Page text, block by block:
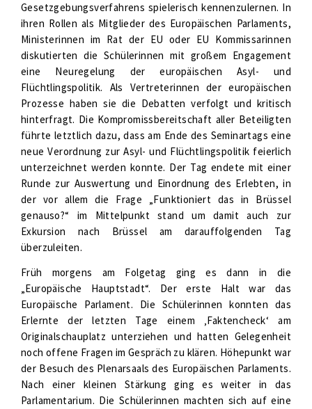
Gesetzgebungsverfahrens spielerisch kennenzulernen. In
ihren Rollen als Mitglieder des Europäischen Parlaments,
Ministerinnen im Rat der EU oder EU Kommissarinnen
diskutierten die Schülerinnen mit großem Engagement
eine Neuregelung der europäischen Asyl- und
Flüchtlingspolitik. Als Vertreterinnen der europäischen
Prozesse haben sie die Debatten verfolgt und kritisch
hinterfragt. Die Kompromissbereitschaft aller Beteiligten
führte letztlich dazu, dass am Ende des Seminartags eine
neue Verordnung zur Asyl- und Flüchtlingspolitik feierlich
unterzeichnet werden konnte. Der Tag endete mit einer
Runde zur Auswertung und Einordnung des Erlebten, in
der vor allem die Frage „Funktioniert das in Brüssel
genauso?“ im Mittelpunkt stand um damit auch zur
Exkursion nach Brüssel am darauffolgenden Tag
überzuleiten.
Früh morgens am Folgetag ging es dann in die
„Europäische Hauptstadt“. Der erste Halt war das
Europäische Parlament. Die Schülerinnen konnten das
Erlernte der letzten Tage einem ‚Faktencheck‘ am
Originalschauplatz unterziehen und hatten Gelegenheit
noch offene Fragen im Gespräch zu klären. Höhepunkt war
der Besuch des Plenarsaals des Europäischen Parlaments.
Nach einer kleinen Stärkung ging es weiter in das
Parlamentarium. Die Schülerinnen machten sich auf eine